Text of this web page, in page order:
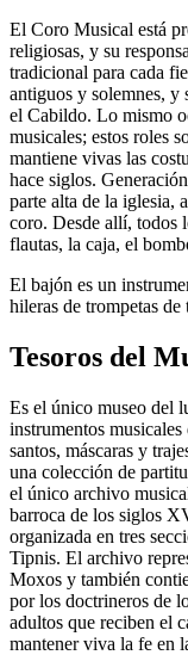
El Coro Musical está
religiosas, y su
tradicional para cada
antiguos y solemnes, y
el Cabildo. Lo mismo
musicales; estos roles
mantiene vivas las
hace siglos.
parte alta de la iglesia,
coro. Desde allí, todos
flautas, la caja, el
El bajón es un
hileras de trompetas
Tesoros del
Es el único museo del
instrumentos
santos, máscaras y
una colección de
el único archivo
barroca de los siglos
organizada en tres
Tipnis. El archivo
Moxos y también
por los doctrineros de
adultos que reciben el
mantener viva la fe en